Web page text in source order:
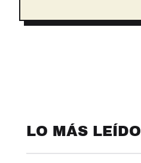
LO MÁS LEÍDO